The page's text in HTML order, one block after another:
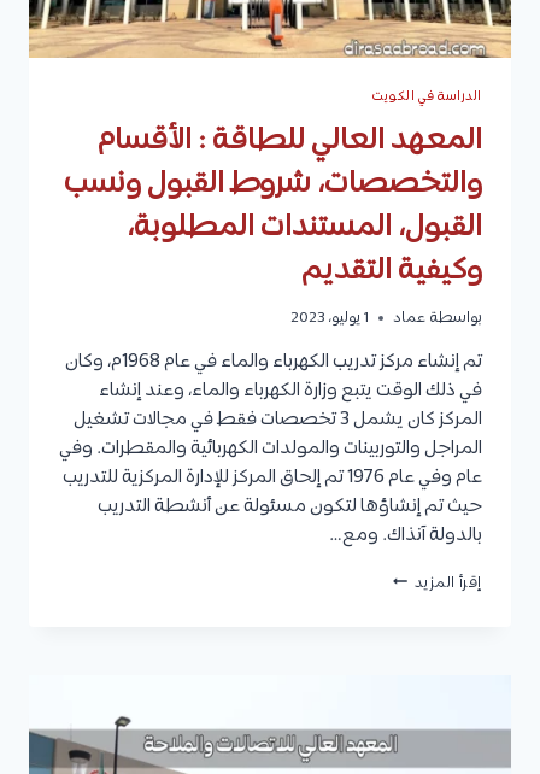
الدراسة في الكويت
المعهد العالي للطاقة : الأقسام
والتخصصات، شروط القبول ونسب
القبول، المستندات المطلوبة،
وكيفية التقديم
بواسطة عماد 1 يوليو، 2023
تم إنشاء مركز تدريب الكهرباء والماء في عام 1968م، وكان
في ذلك الوقت يتبع وزارة الكهرباء والماء، وعند إنشاء
المركز كان يشمل 3 تخصصات فقط في مجالات تشغيل
المراجل والتوربينات والمولدات الكهربائية والمقطرات. وفي
عام وفي عام 1976 تم إلحاق المركز للإدارة المركزية للتدريب
حيث تم إنشاؤها لتكون مسئولة عن أنشطة التدريب
بالدولة آنذاك. ومع…
إقرأ المزيد المعهد
القبول
ونسب